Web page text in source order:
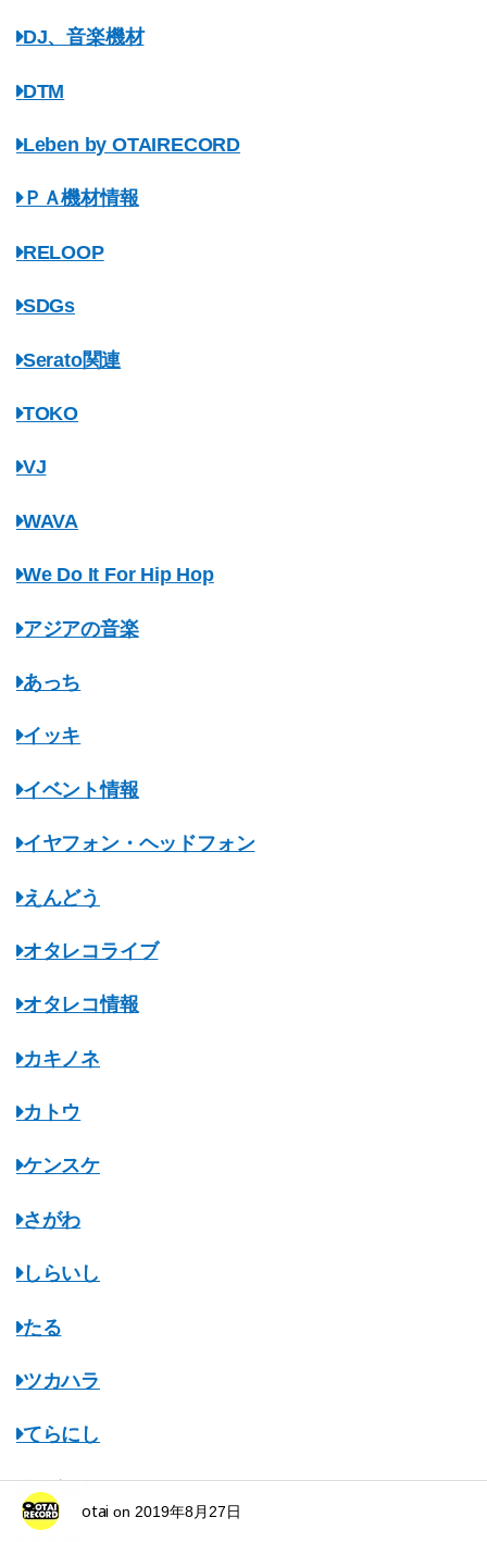
DJ、音楽機材
DTM
Leben by OTAIRECORD
ＰＡ機材情報
RELOOP
SDGs
Serato関連
TOKO
VJ
WAVA
We Do It For Hip Hop
アジアの音楽
あっち
イッキ
イベント情報
イヤフォン・ヘッドフォン
えんどう
オタレコライブ
オタレコ情報
カキノネ
カトウ
ケンスケ
さがわ
しらいし
たる
ツカハラ
てらにし
ながはし
otai on 2019年8月27日